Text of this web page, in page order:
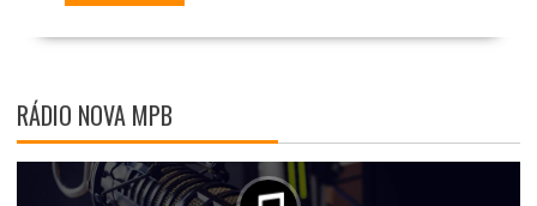
RÁDIO NOVA MPB